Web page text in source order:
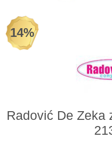
AKCIJA
Prodavnica
14%
Radović De Zeka